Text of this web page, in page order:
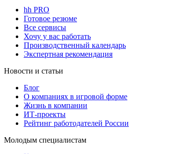
hh PRO
Готовое резюме
Все сервисы
Хочу у вас работать
Производственный календарь
Экспертная рекомендация
Новости и статьи
Блог
О компаниях в игровой форме
Жизнь в компании
ИТ-проекты
Рейтинг работодателей России
Молодым специалистам